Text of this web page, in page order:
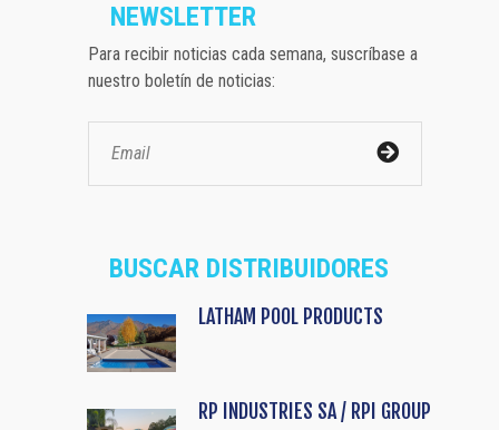
NEWSLETTER
Para recibir noticias cada semana, suscríbase a
nuestro boletín de noticias:
BUSCAR DISTRIBUIDORES
LATHAM POOL PRODUCTS
RP INDUSTRIES SA / RPI GROUP